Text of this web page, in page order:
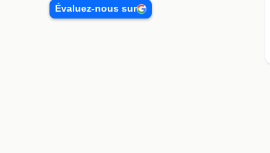
Évaluez-nous sur